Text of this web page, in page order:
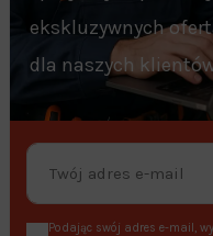
ekskluzywnych
dla naszych
Podając swój adres e-mail,